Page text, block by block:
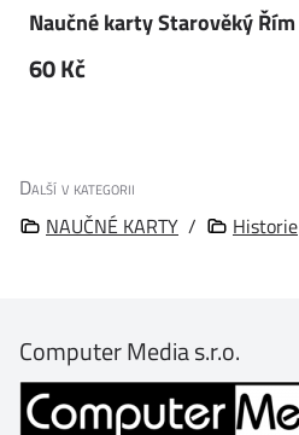
Naučné karty Starověký Řím
60 Kč
Další v kategorii
NAUČNÉ KARTY / Historie
Computer Media s.r.o.